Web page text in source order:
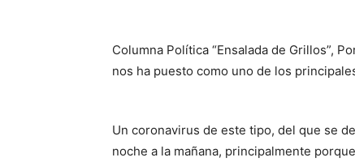
Columna Política “Ensalada de Grillos”,
nos ha puesto como uno de los
Un coronavirus de este tipo, del que se
noche a la mañana, principalmente